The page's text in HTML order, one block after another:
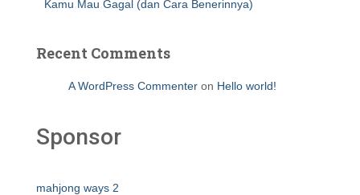
Kamu Mau Gagal (dan Cara Benerinnya)
Recent Comments
A WordPress Commenter on Hello world!
Sponsor
mahjong ways 2